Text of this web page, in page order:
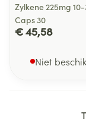
Zylkene 225mg
Caps 30
€ 45,58
Niet